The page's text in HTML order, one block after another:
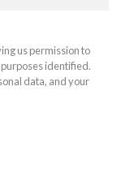
us permission to
identified.
data, and your